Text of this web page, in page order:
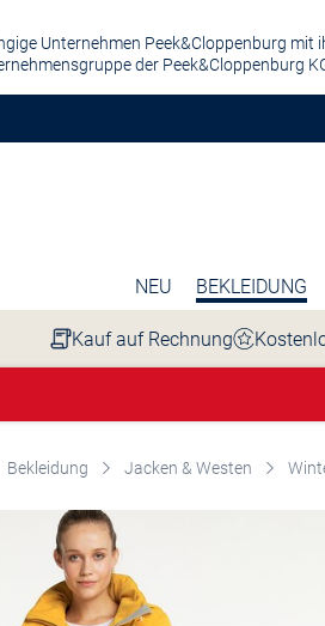
Unternehmen Peek&Cloppenburg
der Peek&Cloppenburg
NEU BEKLEIDUNG
Kauf auf Rechnung
Bekleidung Jacken & Westen